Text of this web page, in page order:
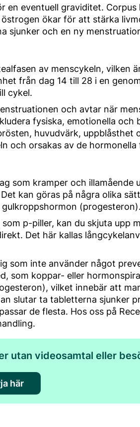
eventuell graviditet. Corpus
ökar för att stärka
sjunker och en ny
av menscykeln, vilken
från dag 14 till 28 i en
cykel.
och avtar när
fysiska, emotionella och
huvudvärk, uppblåsthet
och orsakas av de
som kramper och illamående
Det kan göras på några olika
(progesteron).
p-piller, kan du skjuta upp
Det här kallas
som inte använder något
som koppar- eller
vilket innebär att
slutar ta tabletterna sjunker
de flesta. Hos oss på
utan videosamtal eller
här